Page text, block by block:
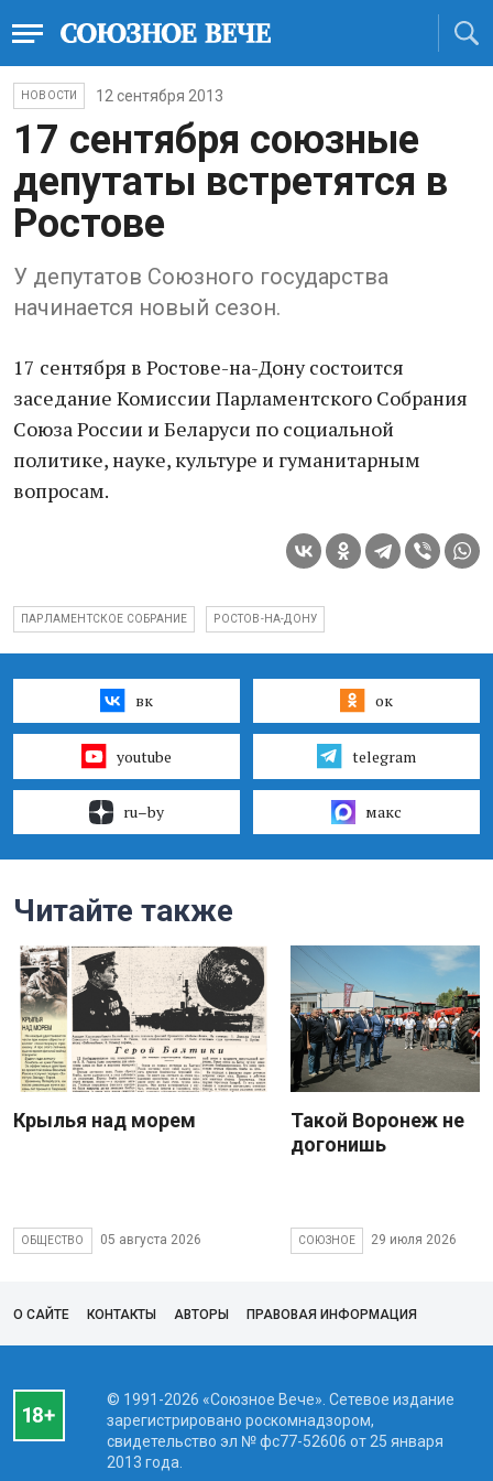
НОВОСТИ 12 сентября 2013
17 сентября союзные
депутаты встретятся в
Ростове
У депутатов Союзного государства
начинается новый сезон.
17 сентября в Ростове-на-Дону состоится
заседание Комиссии Парламентского Собрания
Союза России и Беларуси по социальной
политике, науке, культуре и гуманитарным
вопросам.
ПАРЛАМЕНТСКОЕ СОБРАНИЕ РОСТОВ-НА-ДОНУ
вк ок
youtube telegram
ru–by макс
Читайте также
Крылья над морем
ОБЩЕСТВО 05 августа 2026
Такой Воронеж не
догонишь
СОЮЗНОЕ 29 июля 2026
О САЙТЕ КОНТАКТЫ АВТОРЫ ПРАВОВАЯ ИНФОРМАЦИЯ
© 1991-2026 «Союзное Вече». Сетевое издание
зарегистрировано роскомнадзором,
свидетельство эл № фc77-52606 от 25 января
2013 года.